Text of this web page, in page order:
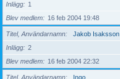
Inlägg
1
Blev medlem
16 feb 2004 19:48
Titel, Användarnamn
Jakob Isaksson
Inlägg
2
Blev medlem
16 feb 2004 22:32
Titel, Användarnamn
Ingo